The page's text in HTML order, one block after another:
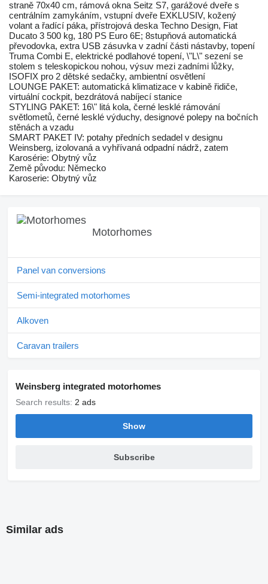
straně 70x40 cm, rámová okna Seitz S7, garážové dveře s
centrálním zamykáním, vstupní dveře EXKLUSIV, kožený
volant a řadící páka, přístrojová deska Techno Design, Fiat
Ducato 3 500 kg, 180 PS Euro 6E; 8stupňová automatická
převodovka, extra USB zásuvka v zadní části nástavby, topení
Truma Combi E, elektrické podlahové topení, \"L\" sezení se
stolem s teleskopickou nohou, výsuv mezi zadními lůžky,
ISOFIX pro 2 dětské sedačky, ambientní osvětlení
LOUNGE PAKET: automatická klimatizace v kabině řidiče,
virtuální cockpit, bezdrátová nabíjecí stanice
STYLING PAKET: 16\" litá kola, černé lesklé rámování
světlometů, černé lesklé výduchy, designové polepy na bočních
stěnách a vzadu
SMART PAKET IV: potahy předních sedadel v designu
Weinsberg, izolovaná a vyhřívaná odpadní nádrž, zatem
Karosérie: Obytný vůz
Země původu: Německo
Karoserie: Obytný vůz
Motorhomes
Panel van conversions
Semi-integrated motorhomes
Alkoven
Caravan trailers
Weinsberg integrated motorhomes
Search results: 2 ads
Show
Subscribe
Similar ads